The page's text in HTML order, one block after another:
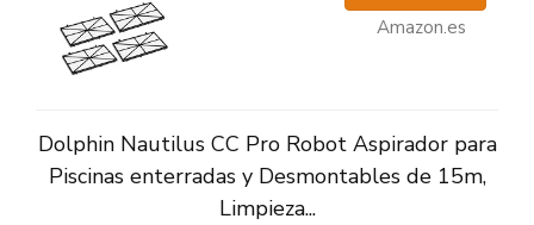
Amazon.es
Dolphin Nautilus CC Pro Robot Aspirador para
Piscinas enterradas y Desmontables de 15m,
Limpieza...